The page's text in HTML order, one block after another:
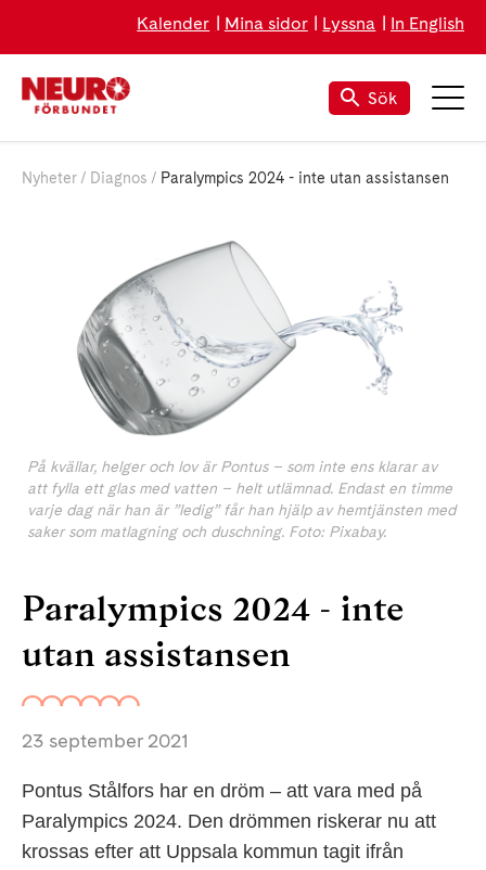
Kalender Mina sidor Lyssna In English
Sök
Nyheter Diagnos Paralympics 2024 - inte utan assistansen
På kvällar, helger och lov är Pontus – som inte ens klarar av
att fylla ett glas med vatten – helt utlämnad. Endast en timme
varje dag när han är ”ledig” får han hjälp av hemtjänsten med
saker som matlagning och duschning. Foto: Pixabay.
Paralympics 2024 - inte
utan assistansen
23 september 2021
Pontus Stålfors har en dröm – att vara med på
Paralympics 2024. Den drömmen riskerar nu att
krossas efter att Uppsala kommun tagit ifrån